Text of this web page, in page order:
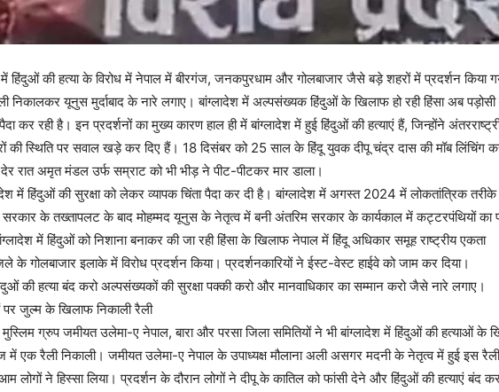
में हिंदुओं की हत्या के विरोध में नेपाल में बीरगंज, जनकपुरधाम और गोलबाजार जैसे बड़े शहरों में प्रदर्शन किया
निकालकर यूनुस मुर्दाबाद के नारे लगाए। बांग्लादेश में अल्पसंख्यक हिंदुओं के खिलाफ हो रही हिंसा अब पड़ोसी
कर रही है। इन प्रदर्शनों का मुख्य कारण हाल ही में बांग्लादेश में हुई हिंदुओं की हत्याएं हैं, जिन्होंने
की स्थिति पर सवाल खड़े कर दिए हैं। 18 दिसंबर को 25 साल के हिंदू युवक दीपू चंद्र दास की मॉब लिंचिंग
रात अमृत मंडल उर्फ सम्राट को भी भीड़ ने पीट-पीटकर मार डाला।
में हिंदुओं की सुरक्षा को लेकर व्यापक चिंता पैदा कर दी है। बांग्लादेश में अगस्त 2024 में लोकतांत्रिक
के तख्तापलट के बाद मोहम्मद यूनुस के नेतृत्व में बनी अंतरिम सरकार के कार्यकाल में कट्टरपंथियों का
में हिंदुओं को निशाना बनाकर की जा रही हिंसा के खिलाफ नेपाल में हिंदू अधिकार समूह राष्ट्रीय एकता
के गोलबाजार इलाके में विरोध प्रदर्शन किया। प्रदर्शनकारियों ने ईस्ट-वेस्ट हाईवे को जाम कर दिया।
की हत्या बंद करो अल्पसंख्यकों की सुरक्षा पक्की करो और मानवाधिकार का सम्मान करो जैसे नारे लगाए।
पर जुल्म के खिलाफ निकाली रैली
ग्रुप जमीयत उलेमा-ए नेपाल, बारा और परसा जिला समितियों ने भी बांग्लादेश में हिंदुओं की हत्याओं के
में एक रैली निकाली। जमीयत उलेमा-ए नेपाल के उपाध्यक्ष मौलाना अली असगर मदनी के नेतृत्व में हुई इस
लोगों ने हिस्सा लिया। प्रदर्शन के दौरान लोगों ने दीपू के कातिल को फांसी देने और हिंदुओं की हत्याएं बंद